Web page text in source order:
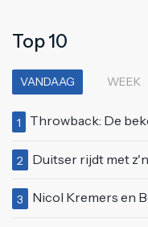
Top 10
VANDAAG WEEK
1 Throwback: De bekende
2 Duitser rijdt met z'n
3 Nicol Kremers en Boerin